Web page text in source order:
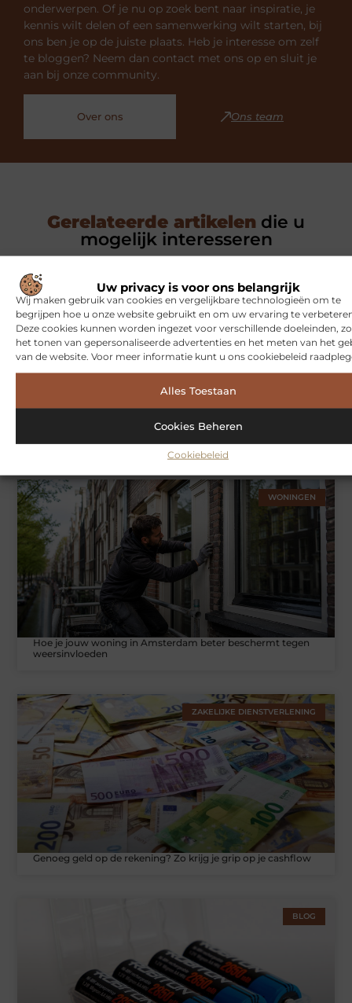
Uw privacy is voor ons belangrijk
Wij maken gebruik van cookies en vergelijkbare technologieën om te
begrijpen hoe u onze website gebruikt en om uw ervaring te
Deze cookies kunnen worden ingezet voor verschillende doeleinden,
het tonen van gepersonaliseerde advertenties en het meten van het
van de website. Voor meer informatie kunt u ons cookiebeleid
Alles Toestaan
Cookies Beheren
Cookiebeleid
onderwerpen. Of je nu op zoek bent naar inspiratie, je
kennis wilt delen of een samenwerking wilt starten, bij
ons ben je op de juiste plaats. Heb je interesse om zelf
te bloggen? Neem dan contact met ons op en sluit je
aan bij onze community.
Over ons Ons team
Gerelateerde artikelen die u
mogelijk interesseren
SPORT
Symbiont360: Innovatieve EMS-training in Utrecht voor een
WONINGEN
Hoe je jouw woning in Amsterdam beter beschermt tegen
weersinvloeden
ZAKELIJKE DIENSTVERLENING
Genoeg geld op de rekening? Zo krijg je grip op je cashflow
BLOG